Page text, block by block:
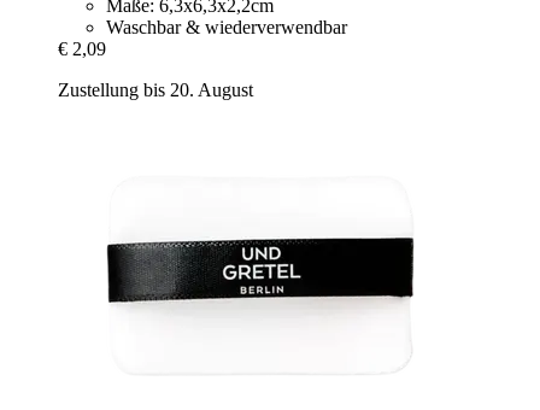
Maße: 6,3x6,3x2,2cm
Waschbar & wiederverwendbar
€ 2,09
Zustellung bis 20. August